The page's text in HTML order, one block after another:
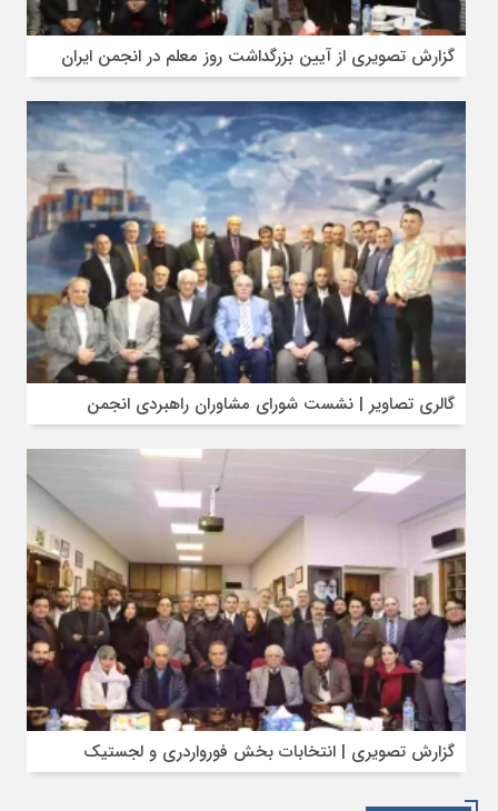
گزارش تصویری از آیین بزرگداشت روز معلم در انجمن ایران
گالری تصاویر | نشست شورای مشاوران راهبردی انجمن
گزارش تصویری | انتخابات بخش فورواردری و لجستیک